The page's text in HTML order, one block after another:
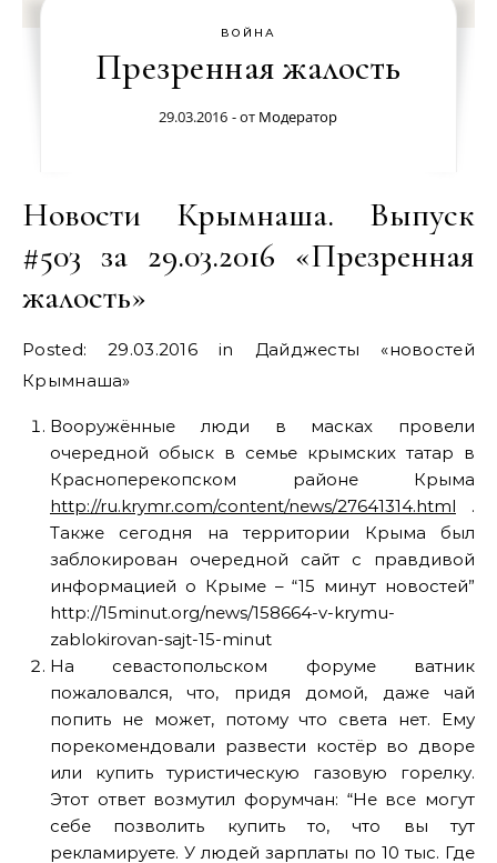
ВОЙНА
Презренная жалость
29.03.2016 - от Модератор
Новости Крымнаша. Выпуск
#503 за 29.03.2016 «Презренная
жалость»
Posted: 29.03.2016 in Дайджесты «новостей
Крымнаша»
Вооружённые люди в масках провели
очередной обыск в семье крымских татар в
Красноперекопском районе Крыма
http://ru.krymr.com/content/news/27641314.html .
Также сегодня на территории Крыма был
заблокирован очередной сайт с правдивой
информацией о Крыме – “15 минут новостей”
http://15minut.org/news/158664-v-krymu-
zablokirovan-sajt-15-minut
На севастопольском форуме ватник
пожаловался, что, придя домой, даже чай
попить не может, потому что света нет. Ему
порекомендовали развести костёр во дворе
или купить туристическую газовую горелку.
Этот ответ возмутил форумчан: “Не все могут
себе позволить купить то, что вы тут
рекламируете. У людей зарплаты по 10 тыс. Где